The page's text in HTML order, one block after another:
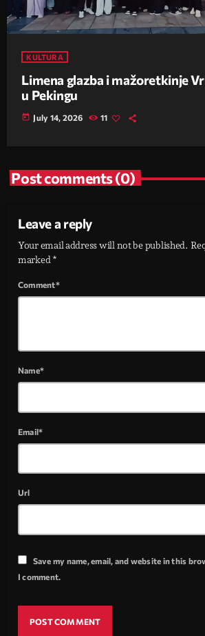
KULTURA
Limena glazba i mažoretkinje
u Pekingu
today July 14, 2026 11
Post comments (0)
Leave a reply
Your email address will not be published.
marked *
Comment*
Name*
Email*
Url
Save my name, email, and website in this
I comment.